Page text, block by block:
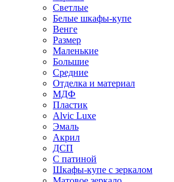
Светлые
Белые шкафы-купе
Венге
Размер
Маленькие
Большие
Средние
Отделка и материал
МДФ
Пластик
Alvic Luxe
Эмаль
Акрил
ДСП
С патиной
Шкафы-купе с зеркалом